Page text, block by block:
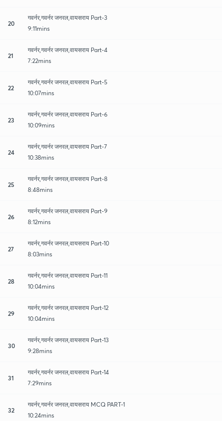
20
गवर्नर,गवर्नर जनरल,वायसराय Part-3
9:11mins
21
गवर्नर,गवर्नर जनरल,वायसराय Part-4
7:22mins
22
गवर्नर,गवर्नर जनरल,वायसराय Part-5
10:07mins
23
गवर्नर,गवर्नर जनरल,वायसराय Part-6
10:09mins
24
गवर्नर,गवर्नर जनरल,वायसराय Part-7
10:38mins
25
गवर्नर,गवर्नर जनरल,वायसराय Part-8
8:48mins
26
गवर्नर,गवर्नर जनरल,वायसराय Part-9
8:12mins
27
गवर्नर,गवर्नर जनरल,वायसराय Part-10
8:03mins
28
गवर्नर,गवर्नर जनरल,वायसराय Part-11
10:04mins
29
गवर्नर,गवर्नर जनरल,वायसराय Part-12
10:04mins
30
गवर्नर,गवर्नर जनरल,वायसराय Part-13
9:28mins
31
गवर्नर,गवर्नर जनरल,वायसराय Part-14
7:29mins
32
गवर्नर,गवर्नर जनरल,वायसराय MCQ PART-1
10:24mins